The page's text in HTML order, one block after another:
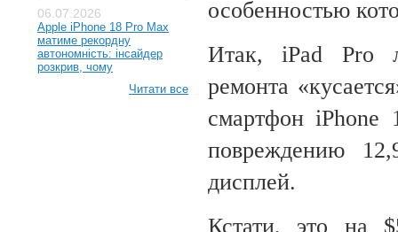
06.07.2026
Apple iPhone 18 Pro Max
матиме рекордну
автономність: інсайдер
розкрив, чому
Читати все
особенностью
Итак, iPad Pro
ремонта «кусается
смартфон iPhone
повреждению 12,
дисплей.
Кстати, это на